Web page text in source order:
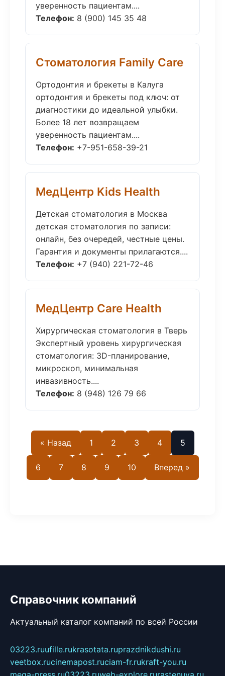
уверенность пациентам....
Телефон: 8 (900) 145 35 48
Стоматология Family Care
Ортодонтия и брекеты в Калуга
ортодонтия и брекеты под ключ: от
диагностики до идеальной улыбки.
Более 18 лет возвращаем
уверенность пациентам....
Телефон: +7-951-658-39-21
МедЦентр Kids Health
Детская стоматология в Москва
детская стоматология по записи:
онлайн, без очередей, честные цены.
Гарантия и документы прилагаются....
Телефон: +7 (940) 221-72-46
МедЦентр Care Health
Хирургическая стоматология в Тверь
Экспертный уровень хирургическая
стоматология: 3D-планирование,
микроскоп, минимальная
инвазивность....
Телефон: 8 (948) 126 79 66
« Назад 1 2 3 4 5
6 7 8 9 10 Вперед »
Справочник компаний
Актуальный каталог компаний по всей России
03223.ruufille.rukrasotata.ruprazdnikdushi.ru
veetbox.rucinemapost.ruciam-fr.rukraft-you.ru